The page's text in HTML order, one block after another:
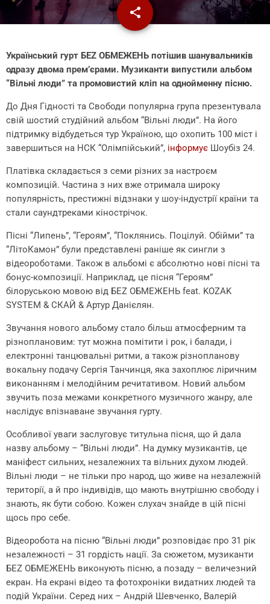
share
email
Український гурт БЕZ ОБМЕЖЕНЬ потішив шанувальників
одразу двома прем’єрами. Музиканти випустили альбом
“Вільні люди” та промовистий кліп на однойменну пісню.
До Дня Гідності та Свободи популярна група презентувала
свій шостий студійний альбом “Вільні люди”. На його
підтримку відбудеться тур Україною, що охопить 100 міст і
завершиться на НСК “Олімпійський”, інформує Шоубіз 24.
Платівка складається з семи різних за настроєм
композицій. Частина з них вже отримала широку
популярність, престижні відзнаки у шоу-індустрії країни та
стали саундтреками кінострічок.
Пісні “Липень”, “Героям”, “Поклянись. Поцілуй. Обійми” та
“ЛітоКамон” були представлені раніше як сингли з
відеороботами. Також в альбомі є абсолютно нові пісні та
бонус-композиції. Наприклад, це пісня “Героям”
білоруською мовою від БЕZ ОБМЕЖЕНЬ feat. KOZAK
SYSTEM & СКАЙ & Артур Данієлян.
Звучання нового альбому стало більш атмосферним та
різноплановим: тут можна помітити і рок, і балади, і
електронні танцювальні ритми, а також різнопланову
вокальну подачу Сергія Танчинця, яка захоплює ліричним
виконанням і мелодійним речитативом. Новий альбом
звучить поза межами конкретного музичного жанру, але
наслідує впізнаване звучання гурту.
Особливої уваги заслуговує титульна пісня, що й дала
назву альбому – “Вільні люди”. На думку музикантів, це
маніфест сильних, незалежних та вільних духом людей.
Вільні люди – не тільки про народ, що живе на незалежній
території, а й про індивідів, що мають внутрішню свободу і
знають, як бути собою. Кожен слухач знайде в цій пісні
щось про себе.
Відеоробота на пісню “Вільні люди” розповідає про 31 рік
незалежності – 31 гордість нації. За сюжетом, музиканти
БЕZ ОБМЕЖЕНЬ виконують пісню, а позаду – величезний
екран. На екрані відео та фотохроніки видатних людей та
подій України. Серед них – Андрій Шевченко, Валерій